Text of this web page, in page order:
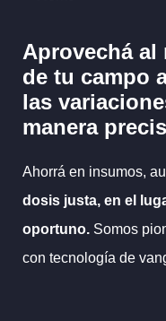
Aprovechá al
de tu campo
las
manera
Ahorrá en insumos,
dosis justa, en el
oportuno. Somos
con tecnología de